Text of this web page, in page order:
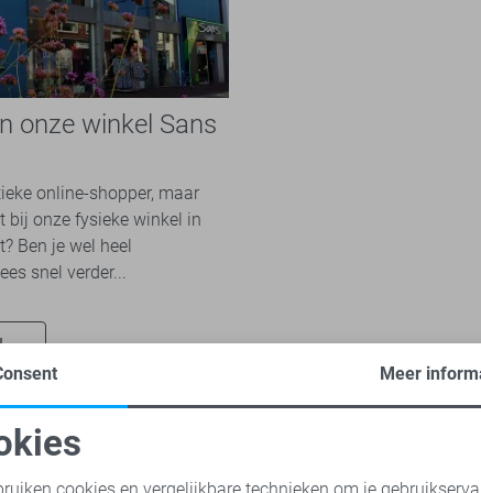
onze winkel Sans
online-shopper, maar
bij onze fysieke winkel in
Ben je wel heel
snel verder...
cookies
Meer